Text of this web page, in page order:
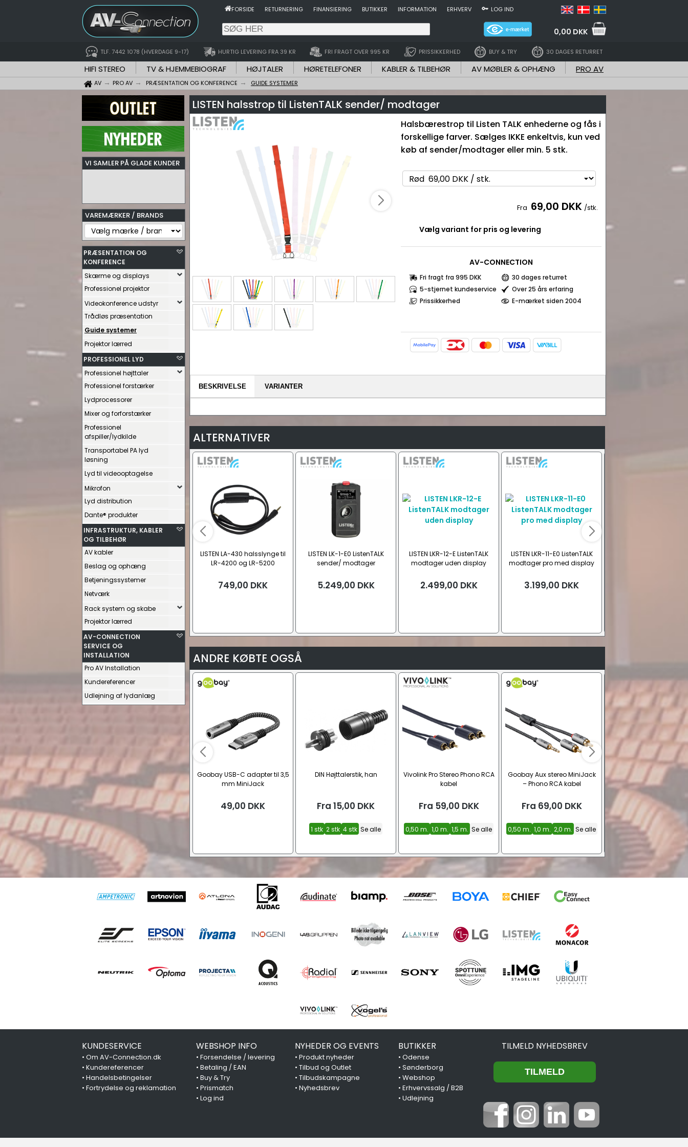
FORSIDE RETURNERING FINANSIERING BUTIKKER INFORMATION ERHVERV LOG IND
0,00 DKK
TLF. 7442 1078 (HVERDAGE 9-17) HURTIG LEVERING FRA 39 KR FRI FRAGT OVER 995 KR PRISSIKKERHED BUY & TRY 30 DAGES RETURRET
HIFI STEREO TV & HJEMMEBIOGRAF HØJTALER HØRETELEFONER KABLER & TILBEHØR AV MØBLER & OPHÆNG PRO AV
AV PRO AV PRÆSENTATION OG KONFERENCE GUIDE SYSTEMER
VI SAMLER PÅ GLADE KUNDER
VAREMÆRKER / BRANDS
PRÆSENTATION OG
KONFERENCE
Skærme og displays
Professionel projektor
Videokonference udstyr
Trådløs præsentation
Guide systemer
Projektor lærred
PROFESSIONEL LYD
Professionel højttaler
Professionel forstærker
Lydprocessorer
Mixer og forforstærker
Professionel
afspiller/lydkilde
Transportabel PA lyd
løsning
Lyd til videooptagelse
Mikrofon
Lyd distribution
Dante® produkter
INFRASTRUKTUR, KABLER
OG TILBEHØR
AV kabler
Beslag og ophæng
Betjeningssystemer
Netværk
Rack system og skabe
Projektor lærred
AV-CONNECTION
SERVICE OG
INSTALLATION
Pro AV Installation
Kundereferencer
Udlejning af lydanlæg
LISTEN halsstrop til ListenTALK sender/ modtager
Halsbærestrop til Listen TALK enhederne og fås i
forskellige farver. Sælges IKKE enkeltvis, kun ved
køb af sender/modtager eller min. 5 stk.
Fra 69,00 DKK /stk.
Vælg variant for pris og levering
AV-CONNECTION
Fri fragt fra 995 DKK
30 dages returret
5-stjernet kundeservice
Over 25 års erfaring
Prissikkerhed
E-mærket siden 2004
BESKRIVELSE VARIANTER
ALTERNATIVER
LISTEN LA-430 halsslynge til
LR-4200 og LR-5200
749,00 DKK
LISTEN LK-1-E0 ListenTALK
sender/ modtager
5.249,00 DKK
LISTEN LKR-12-E ListenTALK
modtager uden display
2.499,00 DKK
LISTEN LKR-11-E0 ListenTALK
modtager pro med display
3.199,00 DKK
ANDRE KØBTE OGSÅ
Goobay USB-C adapter til 3,5
mm MiniJack
49,00 DKK
DIN Højttalerstik, han
Fra 15,00 DKK
1 stk 2 stk 4 stk Se alle
Vivolink Pro Stereo Phono RCA
kabel
Fra 59,00 DKK
0,50 m. 1,0 m. 1,5 m. Se alle
Goobay Aux stereo MiniJack
– Phono RCA kabel
Fra 69,00 DKK
0,50 m. 1,0 m. 2,0 m. Se alle
Apple Lightning adapter
mm stereo Jack
(MMX62ZM/A)
99,00 DKK
KUNDESERVICE
• Om AV-Connection.dk
• Kundereferencer
• Handelsbetingelser
• Fortrydelse og reklamation
WEBSHOP INFO
• Forsendelse / levering
• Betaling / EAN
• Buy & Try
• Prismatch
• Log ind
NYHEDER OG EVENTS
• Produkt nyheder
• Tilbud og Outlet
• Tilbudskampagne
• Nyhedsbrev
BUTIKKER
•Odense
•Sønderborg
•Webshop
•Erhvervssalg / B2B
•Udlejning
TILMELD NYHEDSBREV